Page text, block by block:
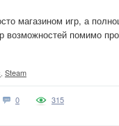
магазином игр, а
помимо
Steam
0 315